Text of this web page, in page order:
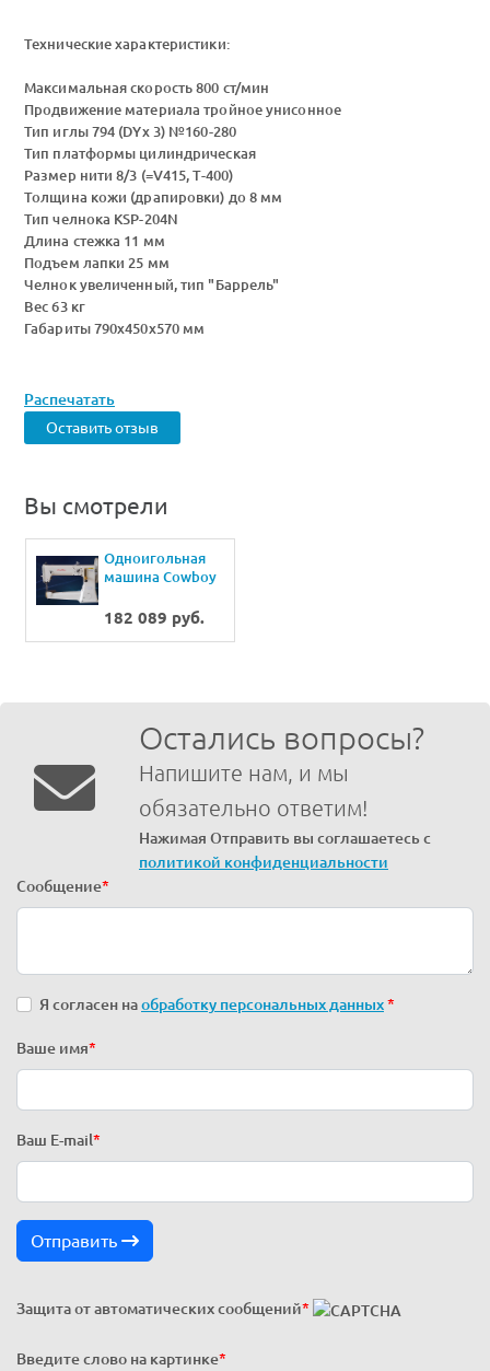
Технические характеристики:
Максимальная скорость 800 ст/мин
Продвижение материала тройное унисонное
Тип иглы 794 (DYx 3) №160-280
Тип платформы цилиндрическая
Размер нити 8/3 (=V415, T-400)
Толщина кожи (драпировки) до 8 мм
Тип челнока KSP-204N
Длина стежка 11 мм
Подъем лапки 25 мм
Челнок увеличенный, тип "Баррель"
Вес 63 кг
Габариты 790x450x570 мм
Распечатать
Оставить отзыв
Вы смотрели
Одноигольная
машина Cowboy
(комплект)
182 089 руб.
Остались вопросы?
Напишите нам, и мы
обязательно ответим!
Нажимая Отправить вы соглашаетесь с
политикой конфиденциальности
Сообщение*
Я согласен наобработку персональных данных*
Ваше имя*
Ваш E-mail*
Отправить
Защита от автоматических сообщений*
Введите слово на картинке*